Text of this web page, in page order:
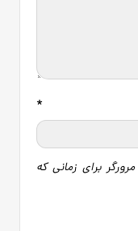
*
برای زمانی که